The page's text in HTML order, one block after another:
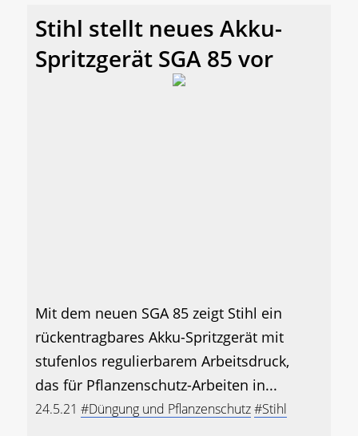
Stihl stellt neues Akku-
Spritzgerät SGA 85 vor
Mit dem neuen SGA 85 zeigt Stihl ein
rückentragbares Akku-Spritzgerät mit
stufenlos regulierbarem Arbeitsdruck,
das für Pflanzenschutz-Arbeiten in...
24.5.21 #Düngung und Pflanzenschutz#Stihl